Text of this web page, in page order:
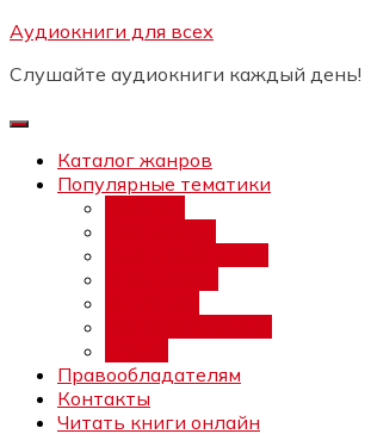
Перейти
содержимому
Аудиокниги для всех
Слушайте аудиокниги каждый день!
Каталог жанров
Популярные тематики
Правообладателям
Контакты
Читать книги онлайн
Бесплатный интенсив:
каналов"